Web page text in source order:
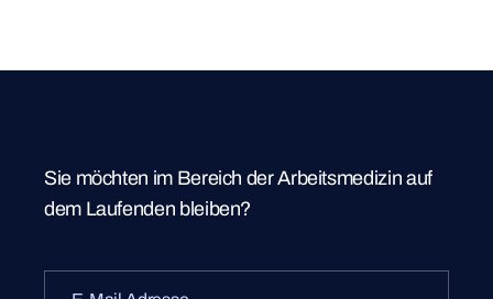
Sie möchten im Bereich der Arbeitsmedizin auf
dem Laufenden bleiben?